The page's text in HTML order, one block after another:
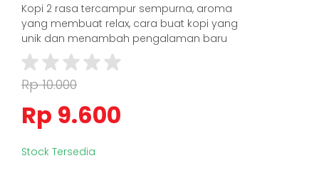
Kopi 2 rasa tercampur sempurna, aroma
yang membuat relax, cara buat kopi yang
unik dan menambah pengalaman baru
Rp 10.000
Rp 9.600
Stock Tersedia